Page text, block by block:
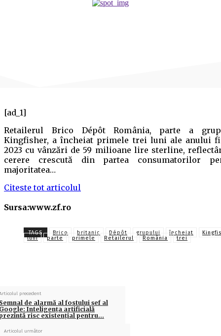
[ad_1]
Retailerul Brico Dépôt România, parte a
Kingfisher, a încheiat primele trei luni ale anului
2023 cu vânzări de 59 milioane lire sterline,
cerere crescută din partea consumatorilor
majoritatea…
Citeste tot articolul
Sursa:www.zf.ro
TAGS Brico britanic Dépôt grupului încheiat
luni
parte primele Retailerul România trei
precedent
de alarmă al fostului șef al
Inteligenţa artificială
risc existenţial pentru…
Articolul următor